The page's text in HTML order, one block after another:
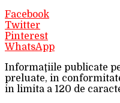
Facebook
Twitter
Pinterest
WhatsApp
Informaţiile publicate
preluate, in
in limita a 120 de